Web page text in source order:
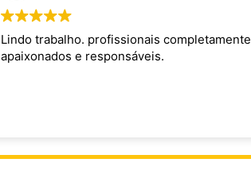
Lindo trabalho. profissionais completamente
apaixonados e responsáveis.